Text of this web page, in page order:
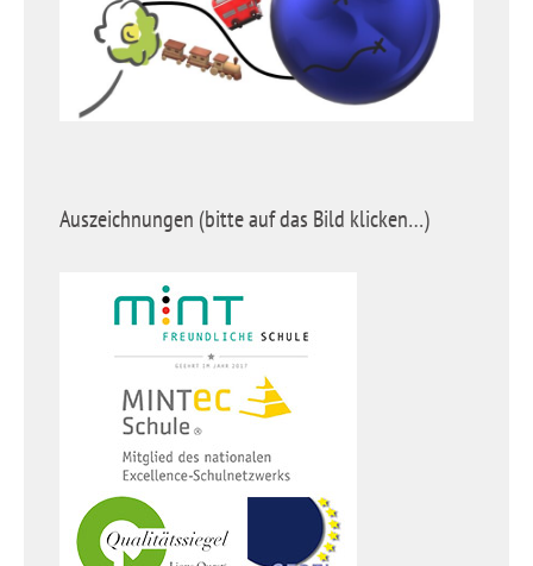
Auszeichnungen (bitte auf das Bild klicken…)